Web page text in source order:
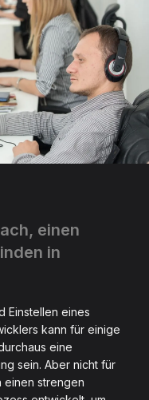
einen
in
Einstellen eines
kann für einige
eine
sein. Aber nicht für
einen strengen